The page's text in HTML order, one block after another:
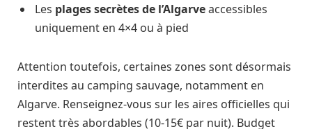
Les plages secrètes de l’Algarveaccessibles
uniquement en 4×4 ou à pied
Attention toutefois, certaines zones sont désormais
interdites au camping sauvage, notamment en
Algarve. Renseignez-vous sur les aires officielles qui
restent très abordables (10-15€ par nuit). Budget